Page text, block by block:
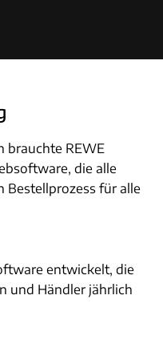
brauchte REWE
die alle
Bestellprozess für alle
entwickelt, die
und Händler jährlich